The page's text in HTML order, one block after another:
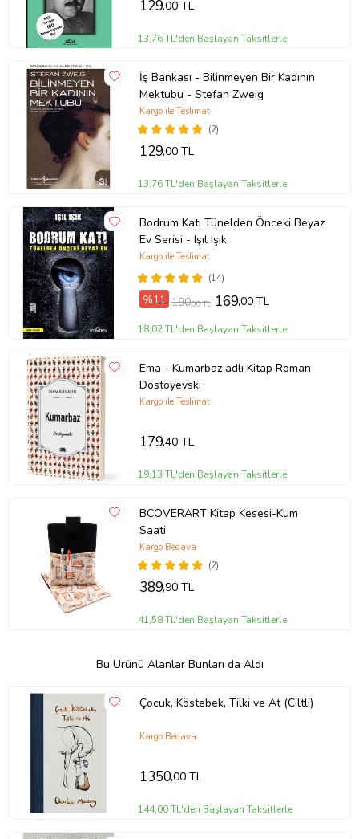
129,00 TL
13,76 TL'den Başlayan Taksitlerle
İş Bankası - Bilinmeyen Bir Kadının
Mektubu - Stefan Zweig
(2)
Kargo ile Teslimat
129,00 TL
13,76 TL'den Başlayan Taksitlerle
Bodrum Katı Tünelden Önceki Beyaz
Ev Serisi - Işıl Işık
(14)
Kargo ile Teslimat
%11 190,00 TL 169,00 TL
18,02 TL'den Başlayan Taksitlerle
Ema - Kumarbaz adlı Kitap Roman
Dostoyevski
Kargo ile Teslimat
179,40 TL
19,13 TL'den Başlayan Taksitlerle
BCOVERART Kitap Kesesi-Kum
Saati
(2)
Kargo Bedava
389,90 TL
41,58 TL'den Başlayan Taksitlerle
Bu Ürünü Alanlar Bunları da Aldı
Çocuk, Köstebek, Tilki ve At (Ciltli)
Kargo Bedava
1350,00 TL
144,00 TL'den Başlayan Taksitlerle